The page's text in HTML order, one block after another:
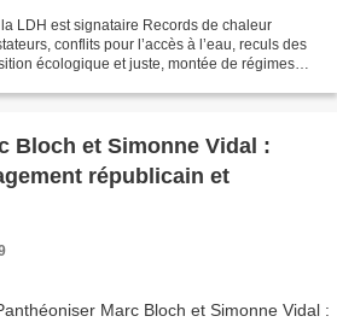
LDH est signataire Records de chaleur
conflits pour l’accès à l’eau, reculs des
écologique et juste, montée de régimes
Bloch et Simonne Vidal :
républicain et